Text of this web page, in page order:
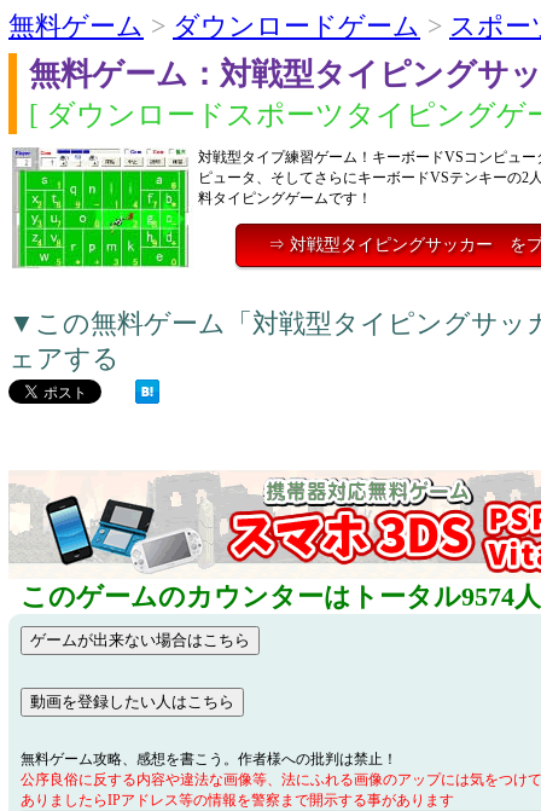
無料ゲーム > ダウンロードゲーム > スポー
無料ゲーム：対戦型タイピング
[ ダウンロードスポーツタイピングゲ
対戦型タイプ練習ゲーム！キーボードVSコンピュ
ピュータ、そしてさらにキーボードVSテンキーの2
料タイピングゲームです！
⇒ 対戦型タイピングサッカー を
▼この無料ゲーム「対戦型タイピングサ
ェアする
このゲームのカウンターはトータル9574
無料ゲーム攻略、感想を書こう。作者様への批判は禁止！
公序良俗に反する内容や違法な画像等、法にふれる画像のアップには気をつけ
ありましたらIPアドレス等の情報を警察まで開示する事があります